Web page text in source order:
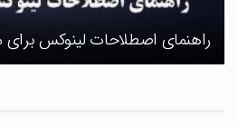
راهنمای اصطلاحات لینوکس برای